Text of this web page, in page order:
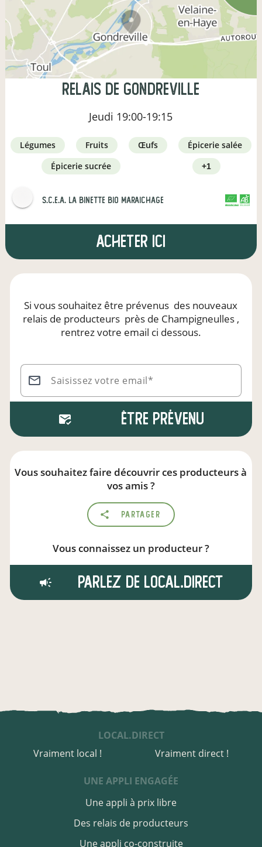
Relais de Gondreville
Jeudi 19:00-19:15
légumes fruits œufs
épicerie salée
épicerie sucrée
+1
s.c.e.a. la binette bio maraichage
Acheter ici
Si vous souhaitez être prévenus des nouveaux
relais de producteurs près de Champigneulles,
rentrez votre email ci dessous.
Saisissez votre email*
Être prévenu
Vous souhaitez faire découvrir ces producteurs à
vos amis ?
Partager
Vous connaissez un producteur ?
Parlez de local.direct
LOCAL.DIRECT
Vraiment local !
Vraiment direct !
UNE APPLI ENGAGÉE
Une appli à prix libre
Des relais de producteurs
Une appli co-construite